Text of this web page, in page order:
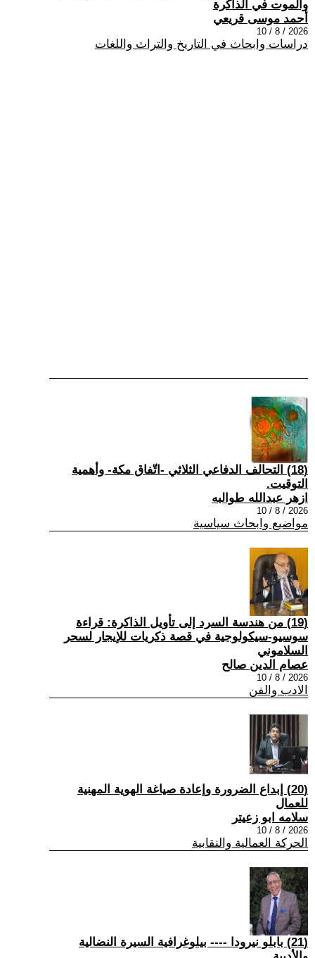
والموت في الذاكرة
أحمد موسى قريعي
2026 / 8 / 10
دراسات وابحاث في التاريخ والتراث واللغات
(18) التحالف الدفاعي الثلاثي -اتّفاق مكة- وأهمية
التوقيت.
ازهر عبدالله طوالبه
2026 / 8 / 10
مواضيع وابحاث سياسية
(19) من هندسة السرد إلى تأويل الذاكرة: قراءة
سوسيو-سيكولوجية في قصة ذكريات للإيجار لسحر
السلاموني
عصام الدين صالح
2026 / 8 / 10
الادب والفن
(20) إبداع الضرورة وإعادة صياغة الهوية المهنية
للعمال
سلامه ابو زعيتر
2026 / 8 / 10
الحركة العمالية والنقابية
(21) بابلو نيرودا ---- بيلوغرافية السيرة النضالية